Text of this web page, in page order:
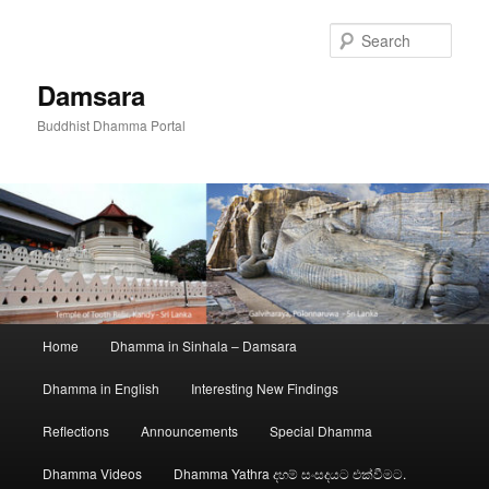
Damsara
Buddhist Dhamma Portal
Home Dhamma in Sinhala – Damsara
Dhamma in English Interesting New Findings
Reflections Announcements Special Dhamma
Dhamma Videos Dhamma Yathra දහම් සංසදයට එක්වීමට.